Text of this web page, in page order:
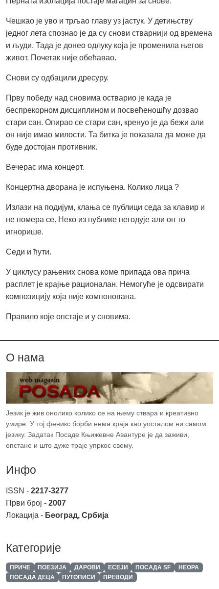
Чешкао је уво и трљао главу уз јастук. У детињству
једног лета спознао је да су снови стварнији од времена
и људи. Тада је донео одлуку која је променила његов
живот. Почетак није обећавао.
Снови су одбацили дресуру.
Прву победу над сновима остварио је када је
беспрекорном дисциплином и посвећеношћу дозвао
стари сан. Опирао се стари сан, кренуо је да бежи али
он није имао милости. Та битка је показала да може да
буде достојан противник.
Вечерас има концерт.
Концертна дворана је испуњена. Колико лица ?
Излази на подијум, клања се публици седа за клавир и
не помера се. Неко из публике негодује али он то
игнорише.
Седи и ћути.
У циклусу рањених снова коме припада ова прича
расплет је крајње рационалан. Немогуће је одсвирати
композицију која није компонована.
Правило које опстаје и у сновима.
О нама
Језик је жив онолико колико се на њему ствара и креативно
умире. У тој феникс борби нема краја као уосталом ни самом
језику. Задатак Посаде Књижевне Авантуре је да заживи,
опстане и што дуже траје упркос свему.
Инфо
ISSN - 2217-3277
Први број - 2007
Локација - Београд, Србија
Категорије
ПРИЧЕ ПОЕЗИЈА ДАРОВИ ЕСЕЈИ ПОСАДА SF
НЕОРА
ПОСАДА ДЕЦА
ПУТОПИСИ ПРЕВОДИ